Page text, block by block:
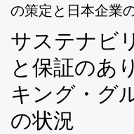
の策定と日本企業
サステナビ
と保証のあ
キング・グ
の状況